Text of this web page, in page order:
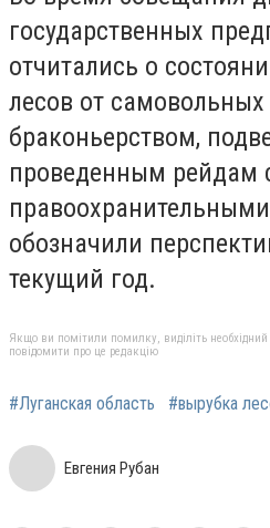
государственных
отчитались о
лесов от
браконьерством,
проведенным рейдам
обозначили
текущий год.
Якщо ви помітили помилку, виділіть
повідомити про це редакцію
#Луганская область #вырубка
Евгения Рубан